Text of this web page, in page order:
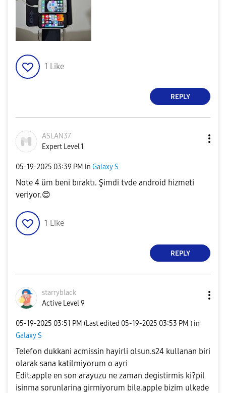
1 Like
REPLY
ASLAN37
Expert Level 1
‎05-19-2025 03:39 PM in Galaxy S
Note 4 üm beni bıraktı. Şimdi tvde android hizmeti
veriyor.😊
1 Like
REPLY
starryblack
Active Level 9
‎05-19-2025 03:51 PM (Last edited ‎05-19-2025 03:53 PM ) in
Galaxy S
Telefon dukkani acmissin hayirli olsun.s24 kullanan biri
olarak sana katilmiyorum o ayri
Edit:apple en son arayuzu ne zaman degistirmis ki?pil
isinma sorunlarina girmiyorum bile.apple bizim ulkede